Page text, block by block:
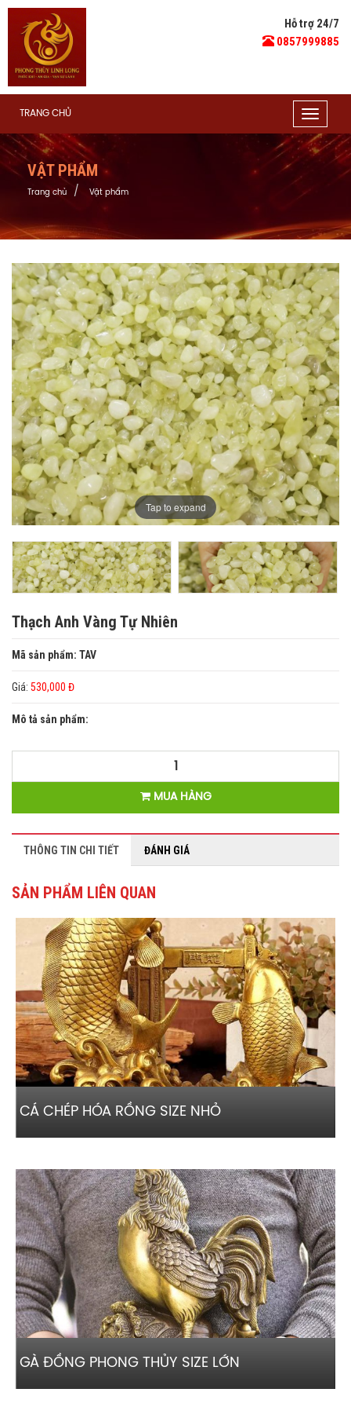
Hỗ trợ 24/7
0857999885
Toggle
TRANG CHỦ
VẬT PHẨM
Trang chủ Vật phẩm
Tap to expand
Thạch Anh Vàng Tự Nhiên
Mã sản phẩm: TAV
Giá: 530,000 Đ
Mô tả sản phẩm:
MUA HÀNG
THÔNG TIN CHI TIẾT ĐÁNH GIÁ
SẢN PHẨM LIÊN QUAN
CÁ CHÉP HÓA RỒNG SIZE NHỎ
GÀ ĐỒNG PHONG THỦY SIZE LỚN